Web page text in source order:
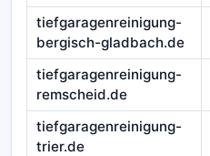
tiefgaragenreinigung-
bergisch-gladbach.de
tiefgaragenreinigung-
remscheid.de
tiefgaragenreinigung-
trier.de